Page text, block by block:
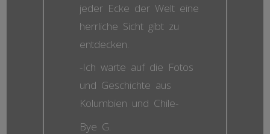
jeder Ecke der Welt eine
herrliche Sicht gibt zu
entdecken.
-Ich warte auf die Fotos
und Geschichte aus
Kolumbien und Chile-
Bye G.